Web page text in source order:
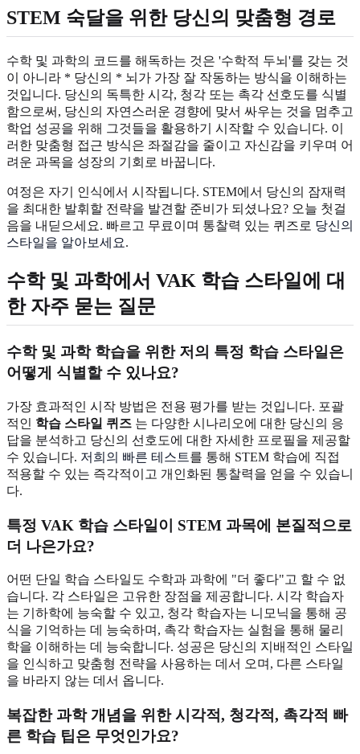
STEM 숙달을 위한 당신의 맞춤형 경로
수학 및 과학의 코드를 해독하는 것은 '수학적 두뇌'를 갖는 것
이 아니라 * 당신의 * 뇌가 가장 잘 작동하는 방식을 이해하는
것입니다. 당신의 독특한 시각, 청각 또는 촉각 선호도를 식별
함으로써, 당신의 자연스러운 경향에 맞서 싸우는 것을 멈추고
학업 성공을 위해 그것들을 활용하기 시작할 수 있습니다. 이
러한 맞춤형 접근 방식은 좌절감을 줄이고 자신감을 키우며 어
려운 과목을 성장의 기회로 바꿉니다.
여정은 자기 인식에서 시작됩니다. STEM에서 당신의 잠재력
을 최대한 발휘할 전략을 발견할 준비가 되셨나요? 오늘 첫걸
음을 내딛으세요. 빠르고 무료이며 통찰력 있는 퀴즈로 당신의
스타일을 알아보세요.
수학 및 과학에서 VAK 학습 스타일에 대
한 자주 묻는 질문
수학 및 과학 학습을 위한 저의 특정 학습 스타일은
어떻게 식별할 수 있나요?
가장 효과적인 시작 방법은 전용 평가를 받는 것입니다. 포괄
적인 학습 스타일 퀴즈 는 다양한 시나리오에 대한 당신의 응
답을 분석하고 당신의 선호도에 대한 자세한 프로필을 제공할
수 있습니다. 저희의 빠른 테스트를 통해 STEM 학습에 직접
적용할 수 있는 즉각적이고 개인화된 통찰력을 얻을 수 있습니
다.
특정 VAK 학습 스타일이 STEM 과목에 본질적으로
더 나은가요?
어떤 단일 학습 스타일도 수학과 과학에 "더 좋다"고 할 수 없
습니다. 각 스타일은 고유한 장점을 제공합니다. 시각 학습자
는 기하학에 능숙할 수 있고, 청각 학습자는 니모닉을 통해 공
식을 기억하는 데 능숙하며, 촉각 학습자는 실험을 통해 물리
학을 이해하는 데 능숙합니다. 성공은 당신의 지배적인 스타일
을 인식하고 맞춤형 전략을 사용하는 데서 오며, 다른 스타일
을 바라지 않는 데서 옵니다.
복잡한 과학 개념을 위한 시각적, 청각적, 촉각적 빠
른 학습 팁은 무엇인가요?